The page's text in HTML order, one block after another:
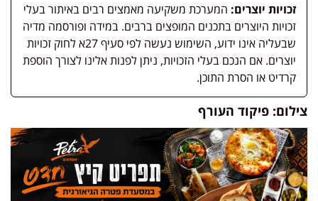
זכויות יוצרים: המערכת משקיעה מאמצים רבים באיתור בעלי
זכויות היוצרים בתכנים המופצים ברבים. במידה ופורסמה מדיה
שבעליה אינו ידוע, השימוש נעשה לפי סעיף 27א לחוק זכויות
יוצרים. אם הנכם בעלי הזכויות, ניתן לפנות אלינו לצורך הוספת
קרדיט או הסרת התוכן.
צילום: פיקוד העורף